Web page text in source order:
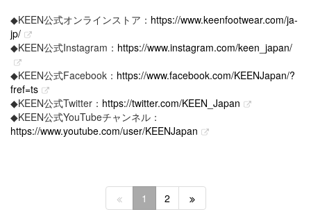
◆KEEN公式オンラインストア： https://www.keenfootwear.com/ja-
jp/
◆KEEN公式Instagram： https://www.instagram.com/keen_japan/
◆KEEN公式Facebook： https://www.facebook.com/KEENJapan/?
fref=ts
◆KEEN公式Twitter： https://twitter.com/KEEN_Japan
◆KEEN公式YouTubeチャンネル：
https://www.youtube.com/user/KEENJapan
1 2